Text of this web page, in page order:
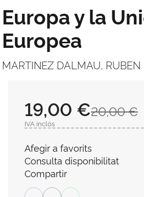
Europa y la
Europea
MARTINEZ DALMAU, RUBEN
20,00 €
19,00 €
IVA inclós
Afegir a favorits
Consulta disponibilitat
Compartir